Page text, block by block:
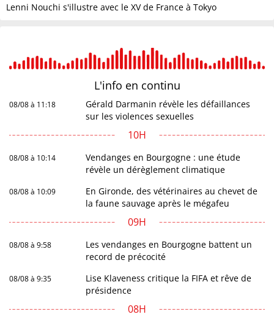
Lenni Nouchi s'illustre avec le XV de France à Tokyo
L'info en continu
08/08 à 11:18
Gérald Darmanin révèle les défaillances
sur les violences sexuelles
10H
08/08 à 10:14
Vendanges en Bourgogne : une étude
révèle un dérèglement climatique
08/08 à 10:09
En Gironde, des vétérinaires au chevet de
la faune sauvage après le mégafeu
09H
08/08 à 9:58
Les vendanges en Bourgogne battent un
record de précocité
08/08 à 9:35
Lise Klaveness critique la FIFA et rêve de
présidence
08H